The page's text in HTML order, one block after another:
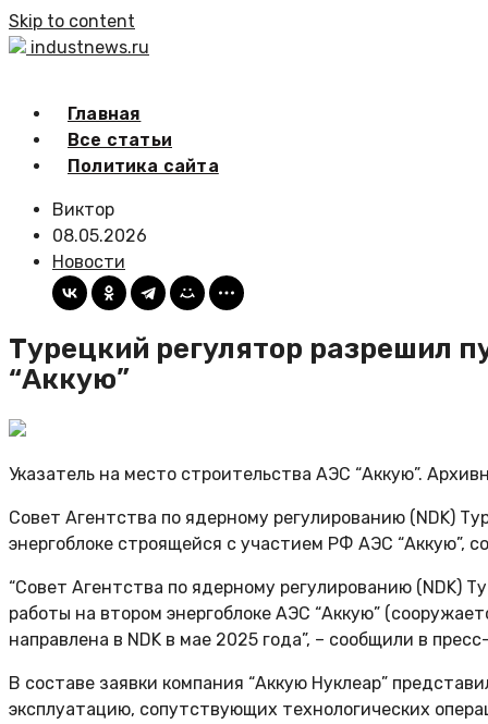
Skip to content
industnews.ru
Главная
Все статьи
Политика сайта
Виктор
08.05.2026
Новости
Турецкий регулятор разрешил
“Аккую”
Указатель на место строительства АЭС “Аккую”.
Совет Агентства по ядерному регулированию (NDK)
энергоблоке строящейся с участием РФ АЭС “Аккую”,
“Совет Агентства по ядерному регулированию (NDK)
работы на втором энергоблоке АЭС “Аккую”
направлена в NDK в мае 2025 года”, – сообщили в
В составе заявки компания “Аккую Нуклеар”
эксплуатацию, сопутствующих технологических